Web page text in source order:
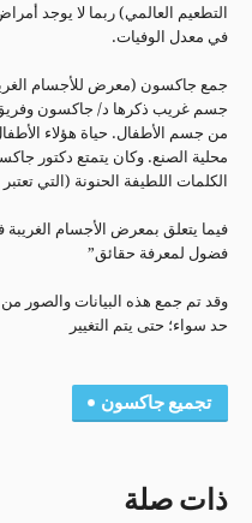
التطعيم العالمي) ربما لا يوجد
في معدل الوفيات.
جسم غريب ذكرها د/ جاكسون
من جسم الأطفال. حياة هؤلاء
محلية الصنع. وكان يتمتع دكتور
الكلمات اللطيفة الحنونة (التي
فيما يتعلق بمعرض الأجسام
فضول لمعرفة حقائق”
وقد تم جمع هذه البيانات والصور
حد سواء؛ حتى يتم التغيير
تجميع جاكسون
ذات صلة